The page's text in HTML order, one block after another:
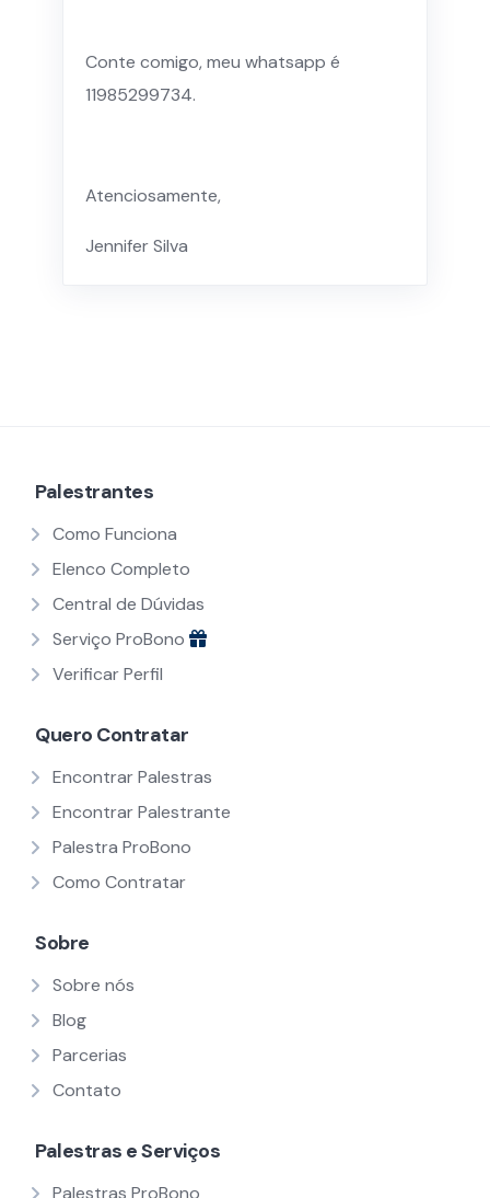
Conte comigo, meu whatsapp é
11985299734.
Atenciosamente,
Jennifer Silva
Palestrantes
Como Funciona
Elenco Completo
Central de Dúvidas
Serviço ProBono
Verificar Perfil
Quero Contratar
Encontrar Palestras
Encontrar Palestrante
Palestra ProBono
Como Contratar
Sobre
Sobre nós
Blog
Parcerias
Contato
Palestras e Serviços
Palestras ProBono